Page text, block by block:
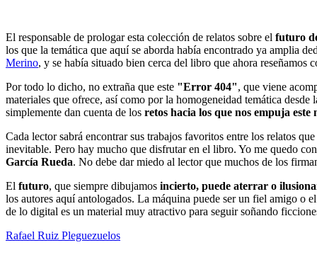
El responsable de prologar esta colección de relatos sobre el futuro
los que la temática que aquí se aborda había encontrado ya amplia
Merino, y se había situado bien cerca del libro que ahora
Por todo lo dicho, no extraña que este "Error 404", que viene
materiales que ofrece, así como por la homogeneidad temática
simplemente dan cuenta de los retos hacia los que nos empuja
Cada lector sabrá encontrar sus trabajos favoritos entre los relatos que
inevitable. Pero hay mucho que disfrutar en el libro. Yo me quedo
García Rueda. No debe dar miedo al lector que muchos de los
El futuro, que siempre dibujamos incierto, puede aterrar o
los autores aquí antologados. La máquina puede ser un fiel amigo o
de lo digital es un material muy atractivo para seguir soñando
Rafael Ruiz Pleguezuelos